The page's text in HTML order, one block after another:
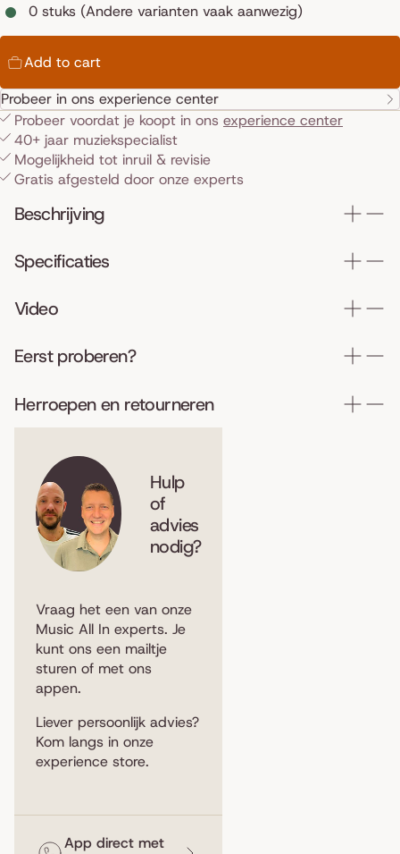
0 stuks (Andere varianten vaak aanwezig)
Add to cart
Probeer in ons experience center
Probeer voordat je koopt in ons experience center
40+ jaar muziekspecialist
Mogelijkheid tot inruil & revisie
Gratis afgesteld door onze experts
Beschrijving
Specificaties
Video
Eerst proberen?
Herroepen en retourneren
Hulp
of
advies
nodig?
Vraag het een van onze
Music All In experts. Je
kunt ons een mailtje
sturen of met ons
appen.
Liever persoonlijk advies?
Kom langs in onze
experience store.
App direct met